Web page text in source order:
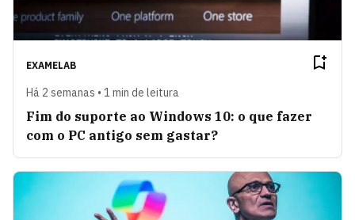
EXAMELAB
Há 2 semanas • 1 min de leitura
Fim do suporte ao Windows 10: o que fazer
com o PC antigo sem gastar?